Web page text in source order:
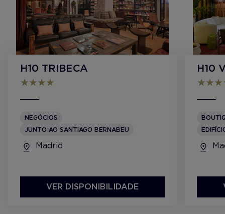
H10 TRIBECA
NEGÓCIOS
JUNTO AO SANTIAGO BERNABEU
Madrid
VER DISPONIBILIDADE
H10